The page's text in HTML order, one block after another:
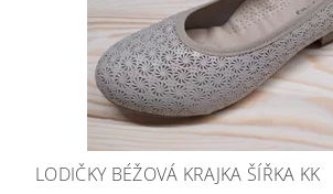
LODIČKY BÉŽOVÁ KRAJKA ŠÍŘKA KK